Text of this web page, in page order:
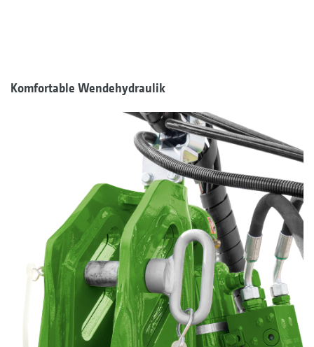
Komfortable Wendehydraulik